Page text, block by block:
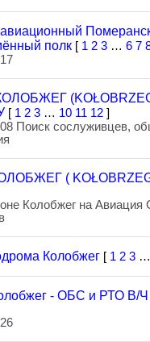
полк [ 1 2 3 … 6 7
[ 1 2 3 … 10 11 12 ]
Поиск сослуживцев,
(
Колобжег на Авиация
Колобжег [ 1 2 3 …
- ОБС и РТО В/